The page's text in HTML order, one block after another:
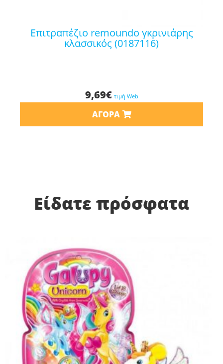
επιτραπέζιο remoundo γκρινιάρης
κλασσικός (0187116)
9,69€ τιμή Web
ΑΓΟΡΆ
Είδατε πρόσφατα